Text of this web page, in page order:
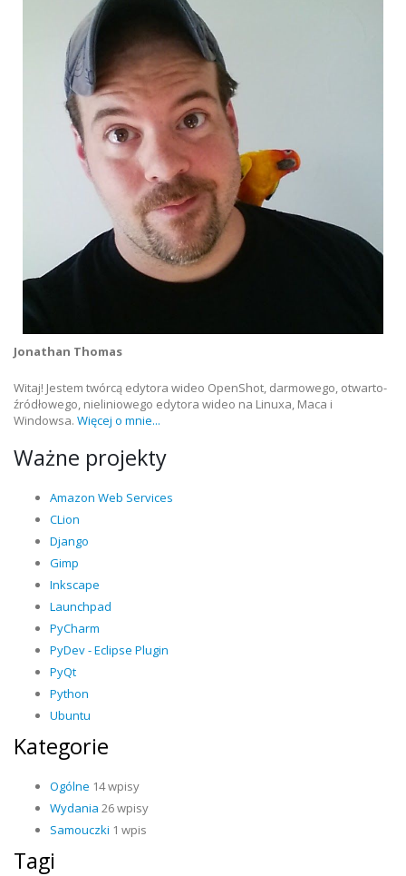
Jonathan Thomas
Witaj! Jestem twórcą edytora wideo OpenShot, darmowego, otwarto-
źródłowego, nieliniowego edytora wideo na Linuxa, Maca i
Windowsa. Więcej o mnie...
Ważne projekty
Amazon Web Services
CLion
Django
Gimp
Inkscape
Launchpad
PyCharm
PyDev - Eclipse Plugin
PyQt
Python
Ubuntu
Kategorie
Ogólne 14 wpisy
Wydania 26 wpisy
Samouczki 1 wpis
Tagi